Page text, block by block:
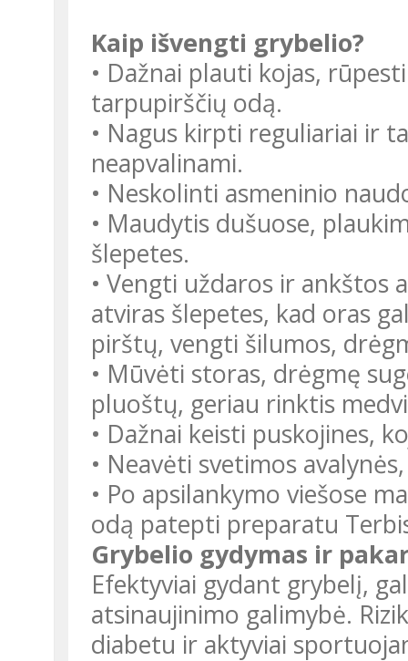
Kaip išvengti grybelio?
• Dažnai plauti kojas,
tarpupirščių odą.
• Nagus kirpti reguliariai ir
neapvalinami.
• Neskolinti asmeninio
• Maudytis dušuose,
šlepetes.
• Vengti uždaros ir ankštos
atviras šlepetes, kad oras
pirštų, vengti šilumos,
• Mūvėti storas, drėgmę
pluoštų, geriau rinktis
• Dažnai keisti puskojines,
• Neavėti svetimos
• Po apsilankymo viešose
odą patepti preparatu
Grybelio gydymas ir
Efektyviai gydant grybelį,
atsinaujinimo galimybė.
diabetu ir aktyviai